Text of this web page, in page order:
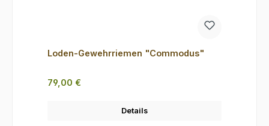
Loden-Gewehrriemen "Commodus"
Regulärer Preis:
79,00 €
Details